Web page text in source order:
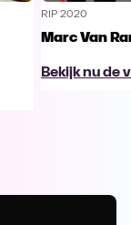
RIP 2020
Marc Van
Bekijk nu de